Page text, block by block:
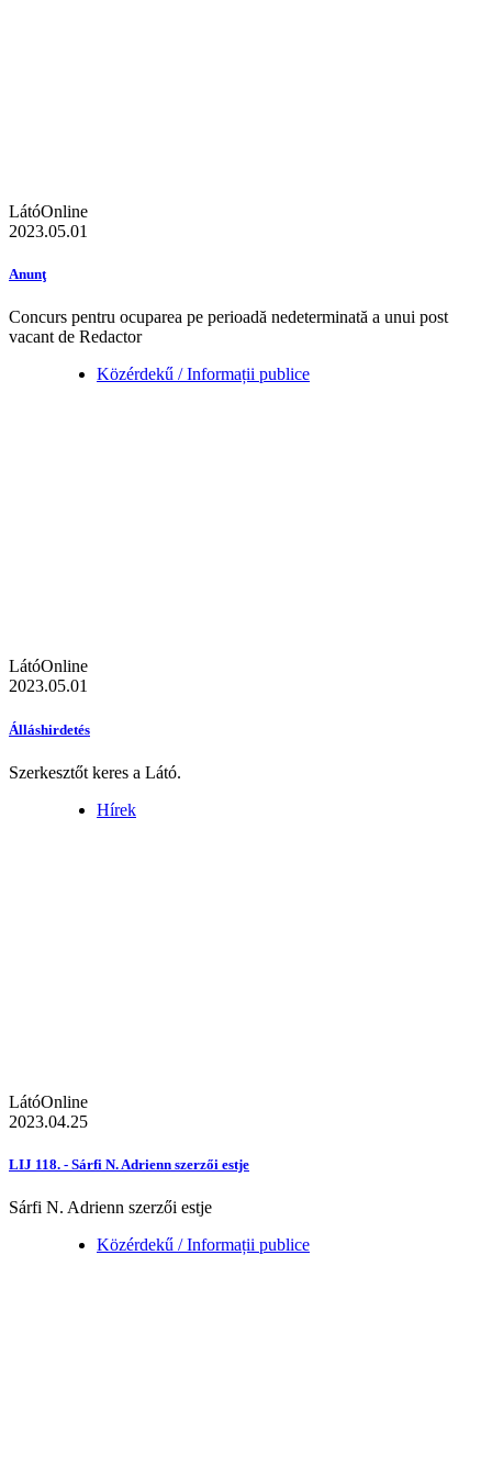
LátóOnline
2023.05.01
Anunţ
Concurs pentru ocuparea pe perioadă nedeterminată a unui post
vacant de Redactor
Közérdekű / Informații publice
LátóOnline
2023.05.01
Álláshirdetés
Szerkesztőt keres a Látó.
Hírek
LátóOnline
2023.04.25
LIJ 118. - Sárfi N. Adrienn szerzői estje
Sárfi N. Adrienn szerzői estje
Közérdekű / Informații publice